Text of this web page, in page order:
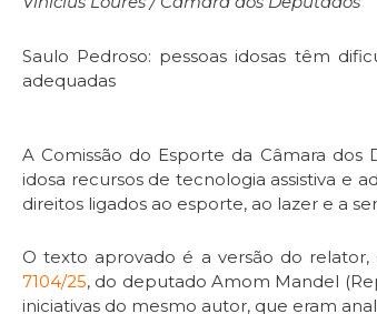
Saulo Pedroso: pessoas idosas têm
adequadas
A Comissão do Esporte da Câmara
idosa recursos de tecnologia assistiva e
direitos ligados ao esporte, ao lazer e a
O texto aprovado é a versão do relator,
7104/25, do deputado Amom Mandel
iniciativas do mesmo autor, que eram